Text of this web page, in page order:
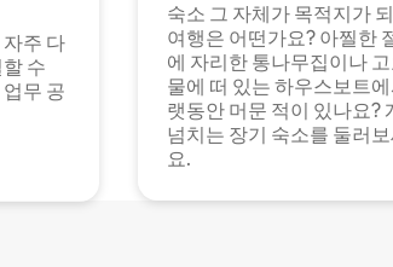
주 다
수
무 공
숙소 그 자체가 목적지가
여행은 어떤가요? 아찔한
에 자리한 통나무집이나
물에 떠 있는 하우스보트
랫동안 머문 적이 있나요?
넘치는 장기 숙소를 둘러
요.